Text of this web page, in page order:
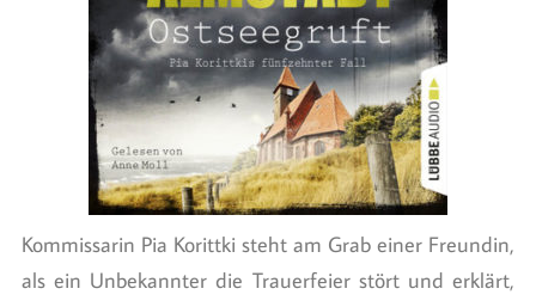
Kommissarin Pia Korittki steht am Grab einer Freundin,
als ein Unbekannter die Trauerfeier stört und erklärt,